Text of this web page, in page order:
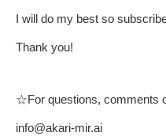
I will do my best so
Thank you!
☆For questions, comments
info@akari-mir.ai